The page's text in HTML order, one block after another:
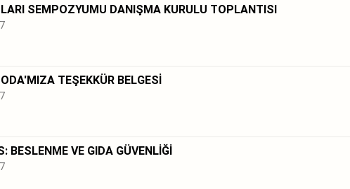
SEMPOZYUMU DANIŞMA KURULU TOPLANTISI
TEŞEKKÜR BELGESİ
BESLENME VE GIDA GÜVENLİĞİ